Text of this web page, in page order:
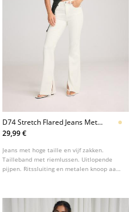
D74 Stretch Flared Jeans Met
Split
29,99 €
Jeans met hoge taille en vijf zakken.
Tailleband met riemlussen. Uitlopende
pijpen. Ritssluiting en metalen knoop aan